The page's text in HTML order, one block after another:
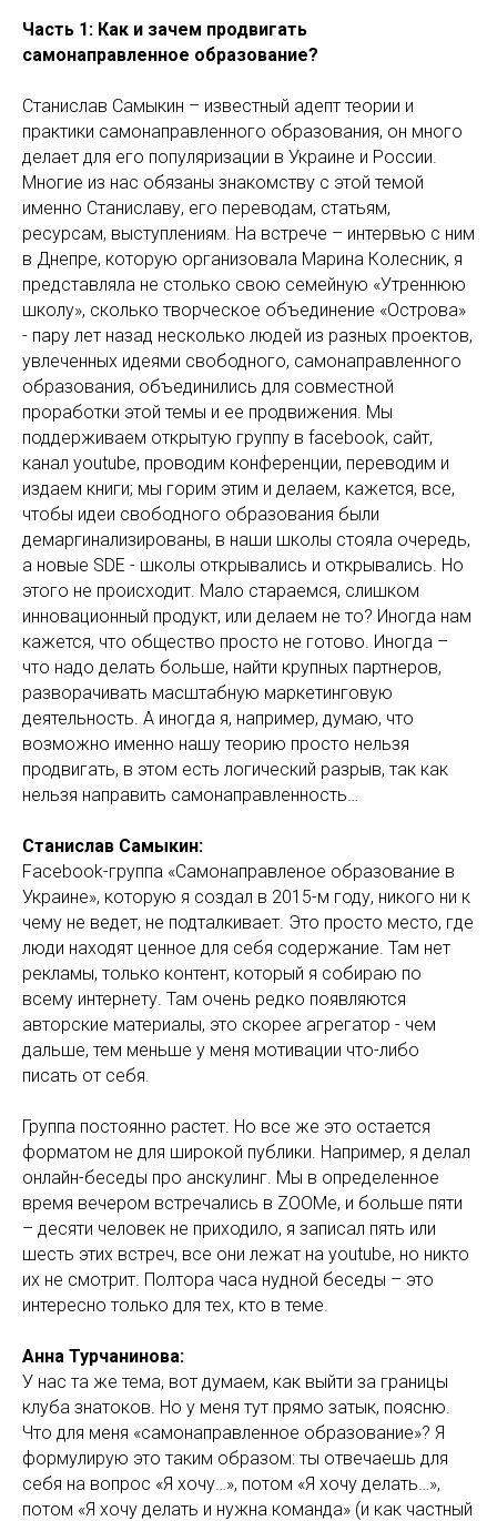
Часть 1: Как и зачем продвигать
самонаправленное образование?
Станислав Самыкин – известный адепт теории и
практики самонаправленного образования, он много
делает для его популяризации в Украине и России.
Многие из нас обязаны знакомству с этой темой
именно Станиславу, его переводам, статьям,
ресурсам, выступлениям. На встрече – интервью с ним
в Днепре, которую организовала Марина Колесник, я
представляла не столько свою семейную «Утреннюю
школу», сколько творческое объединение «Острова»
- пару лет назад несколько людей из разных проектов,
увлеченных идеями свободного, самонаправленного
образования, объединились для совместной
проработки этой темы и ее продвижения. Мы
поддерживаем открытую группу в facebook, сайт,
канал youtube, проводим конференции, переводим и
издаем книги; мы горим этим и делаем, кажется, все,
чтобы идеи свободного образования были
демаргинализированы, в наши школы стояла очередь,
а новые SDE - школы открывались и открывались. Но
этого не происходит. Мало стараемся, слишком
инновационный продукт, или делаем не то? Иногда нам
кажется, что общество просто не готово. Иногда –
что надо делать больше, найти крупных партнеров,
разворачивать масштабную маркетинговую
деятельность. А иногда я, например, думаю, что
возможно именно нашу теорию просто нельзя
продвигать, в этом есть логический разрыв, так как
нельзя направить самонаправленность…
Станислав Самыкин:
Facebook-группа «Самонаправленое образование в
Украине», которую я создал в 2015-м году, никого ни к
чему не ведет, не подталкивает. Это просто место, где
люди находят ценное для себя содержание. Там нет
рекламы, только контент, который я собираю по
всему интернету. Там очень редко появляются
авторские материалы, это скорее агрегатор - чем
дальше, тем меньше у меня мотивации что-либо
писать от себя.
Группа постоянно растет. Но все же это остается
форматом не для широкой публики. Например, я делал
онлайн-беседы про анскулинг. Мы в определенное
время вечером встречались в ZOOMе, и больше пяти
– десяти человек не приходило, я записал пять или
шесть этих встреч, все они лежат на youtube, но никто
их не смотрит. Полтора часа нудной беседы – это
интересно только для тех, кто в теме.
Анна Турчанинова:
У нас та же тема, вот думаем, как выйти за границы
клуба знатоков. Но у меня тут прямо затык, поясню.
Что для меня «самонаправленное образование»? Я
формулирую это таким образом: ты отвечаешь для
себя на вопрос «Я хочу…», потом «Я хочу делать…»,
потом «Я хочу делать и нужна команда» (и как частный